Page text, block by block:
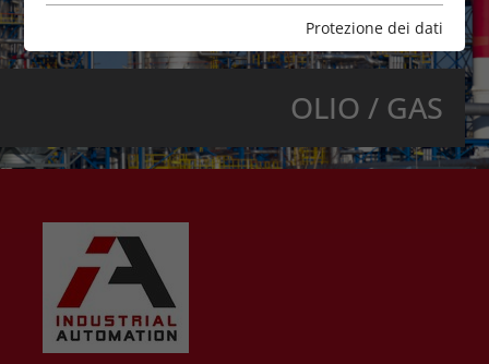
OLIO / GAS
Protezione dei dati